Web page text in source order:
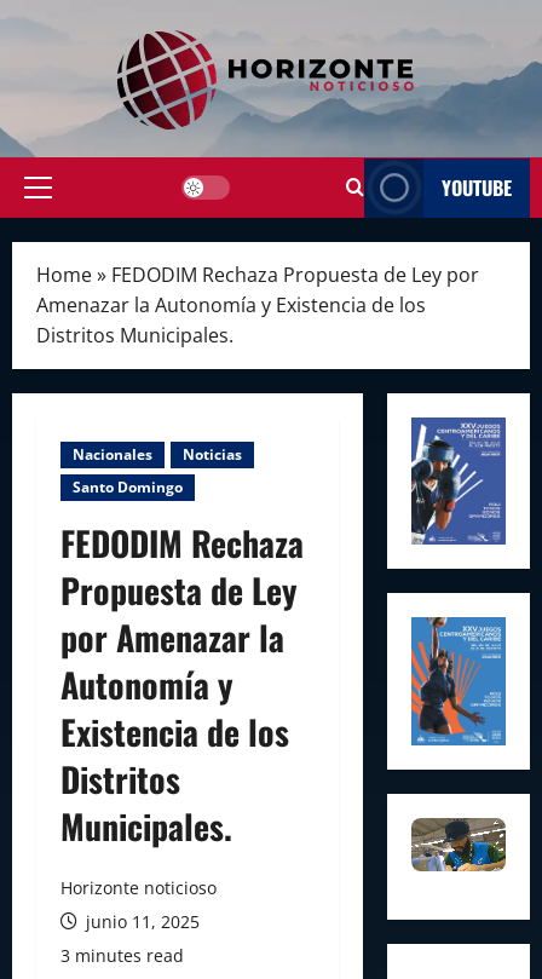
Primary
YOUTUBE
Home» FEDODIM Rechaza Propuesta de Ley por
Amenazar la Autonomía y Existencia de los
Distritos Municipales.
Nacionales
Noticias
Santo Domingo
FEDODIM Rechaza
Propuesta de Ley
por Amenazar la
Autonomía y
Existencia de los
Distritos
Municipales.
Horizonte noticioso
junio 11, 2025
3 minutes read